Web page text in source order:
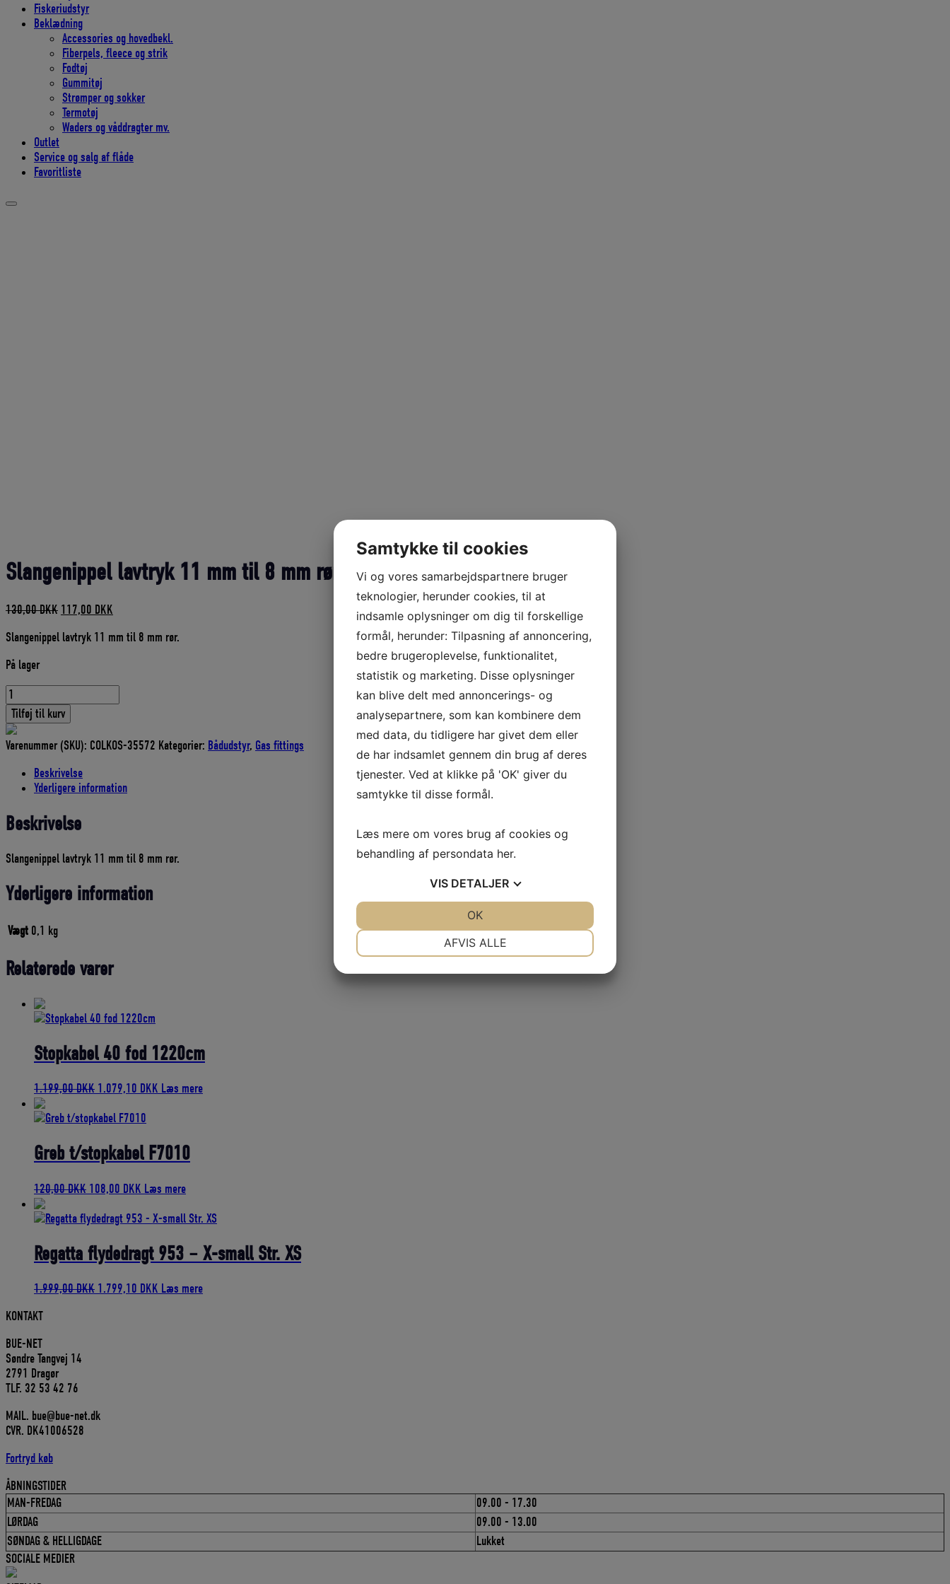
Fiskeriudstyr
Beklædning
Accessories og hovedbekl.
Fiberpels, fleece og strik
Fodtøj
Gummitøj
Strømper og sokker
Termotøj
Waders og våddragter mv.
Outlet
Service og salg af flåde
Favoritliste
Slangenippel lavtryk 11 mm til 8 mm rør
130,00DKK Den
pris
117,00 DKK
pris
Slangenippel lavtryk 11 mm til 8 mm rør.
På lager
Slangenippel
lavtryk
11
mm
til
Tilføj til kurv
Varenummer (SKU): COLKOS-35572 Kategorier: Bådudstyr, Gas fittings
Beskrivelse
Yderligere information
Beskrivelse
Slangenippel lavtryk 11 mm til 8 mm rør.
Yderligere information
Vægt 0,1 kg
Relaterede varer
Stopkabel 40 fod 1220cm
1.199,00DKK Den
pris
1.199,00 DKK.
1.079,10 DKK Den
1.079,10 DKK.
Læs mere
Greb t/stopkabel F7010
120,00DKK Den
pris
120,00 DKK.
108,00 DKK Den
pris
108,00 DKK.
Læs mere
Regatta flydedragt 953 – X-small Str. XS
1.999,00DKK Den
1.799,10 DKK Den
Læs mere
KONTAKT
BUE-NET
Søndre Tangvej 14
2791 Dragør
TLF. 32 53 42 76
MAIL. bue@bue-net.dk
CVR. DK41006528
Fortryd køb
ÅBNINGSTIDER
MAN-FREDAG
09.00 - 17.30
LØRDAG
09.00 - 13.00
SØNDAG & HELLIGDAGE
Lukket
SOCIALE MEDIER
Samtykke til cookies
Vi og vores samarbejdspartnere bruger
teknologier, herunder cookies, til at
indsamle oplysninger om dig til forskellige
formål, herunder: Tilpasning af annoncering,
bedre brugeroplevelse, funktionalitet,
statistik og marketing. Disse oplysninger
kan blive delt med annoncerings- og
analysepartnere, som kan kombinere dem
med data, du tidligere har givet dem eller
de har indsamlet gennem din brug af deres
tjenester. Ved at klikke på 'OK' giver du
samtykke til disse formål.
Læs mere om vores brug af cookies og
behandling af persondata her.
VIS DETALJER
AFVIS ALLE
OK